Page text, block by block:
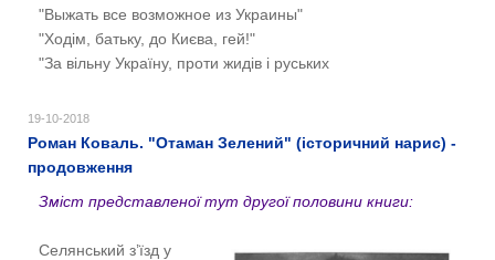
"Выжать все возможное из Украины"
"Ходім, батьку, до Києва, гей!"
"За вільну Україну, проти жидів і руських
19-10-2018
Роман Коваль. "Отаман Зелений" (історичний нарис) -
продовження
Зміст представленої тут другої половини книги:
Селянський з’їзд у